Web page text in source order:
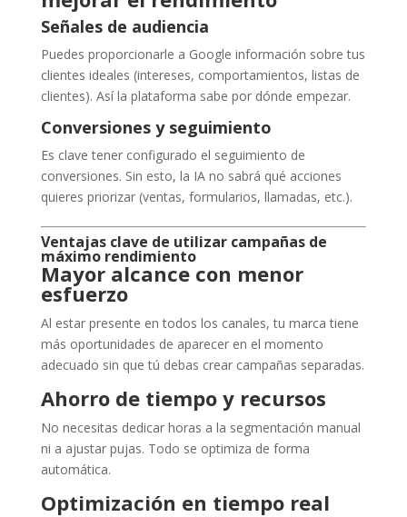
Señales de audiencia
Puedes proporcionarle a Google información sobre tus
clientes ideales (intereses, comportamientos, listas de
clientes). Así la plataforma sabe por dónde empezar.
Conversiones y seguimiento
Es clave tener configurado el seguimiento de
conversiones. Sin esto, la IA no sabrá qué acciones
quieres priorizar (ventas, formularios, llamadas, etc.).
Ventajas clave de utilizar campañas de
máximo rendimiento
Mayor alcance con menor
esfuerzo
Al estar presente en todos los canales, tu marca tiene
más oportunidades de aparecer en el momento
adecuado sin que tú debas crear campañas separadas.
Ahorro de tiempo y recursos
No necesitas dedicar horas a la segmentación manual
ni a ajustar pujas. Todo se optimiza de forma
automática.
Optimización en tiempo real